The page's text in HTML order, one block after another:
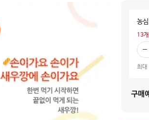
농
13
기
최대
구매